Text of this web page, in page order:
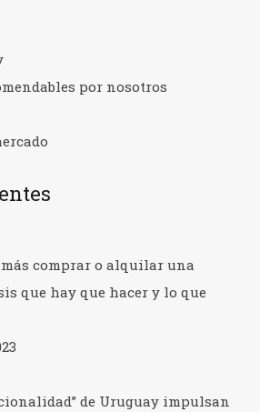
por nosotros
comprar o alquilar una
que hay que hacer y lo que
de Uruguay impulsan